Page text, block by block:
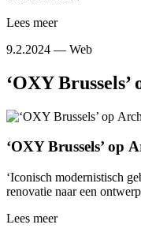
Lees meer
9.2.2024 — Web
‘OXY
‘OXY Brussels’ op
‘Iconisch modernistisch
renovatie naar een
Lees meer